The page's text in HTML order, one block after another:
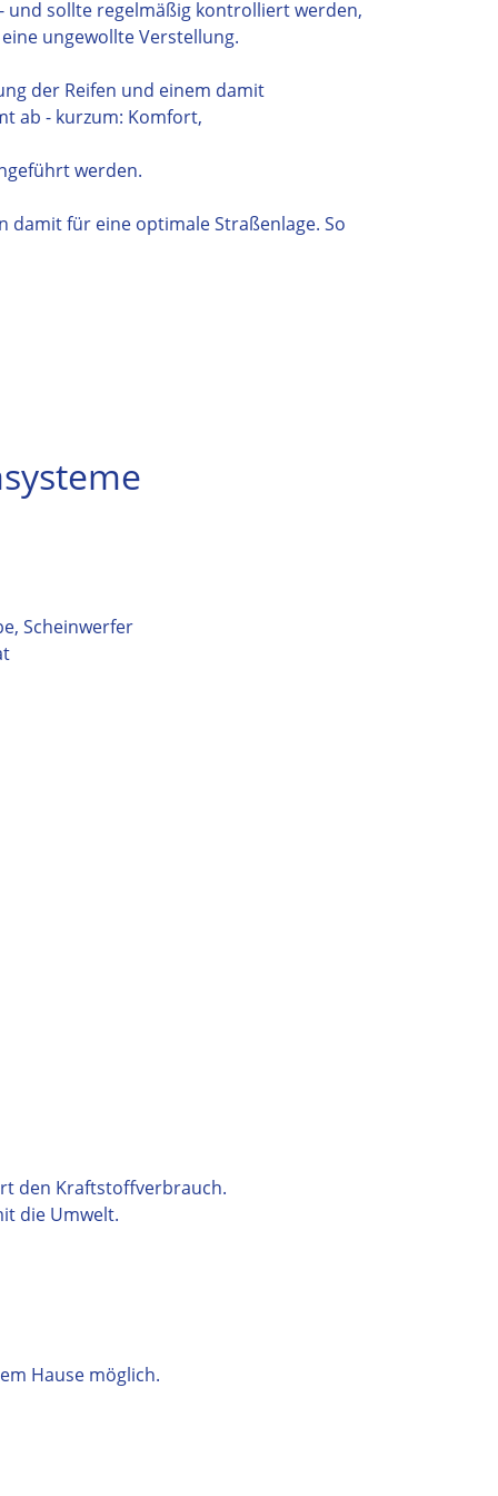
und sollte regelmäßig kontrolliert werden,
ungewollte Verstellung.
der Reifen und einem damit
ab - kurzum: Komfort,
werden.
damit für eine optimale Straßenlage. So
Scheinwerfer
den Kraftstoffverbrauch.
die Umwelt.
Hause möglich.